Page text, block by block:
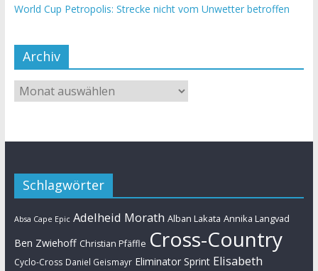
World Cup Petropolis: Strecke nicht vom Unwetter betroffen
Archiv
Schlagwörter
Absa Cape Epic Adelheid Morath Alban Lakata Annika Langvad
Ben Zwiehoff Christian Pfäffle Cross-Country
Cyclo-Cross Daniel Geismayr Eliminator Sprint Elisabeth